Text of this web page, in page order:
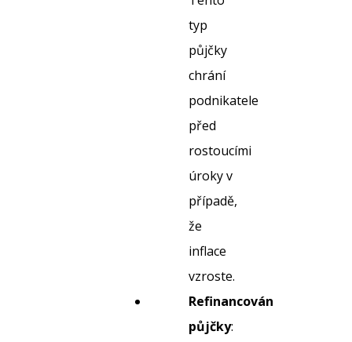
typ
půjčky
chrání
podnikatele
před
rostoucími
úroky v
případě,
že
inflace
vzroste.
Refinancování
půjčky: